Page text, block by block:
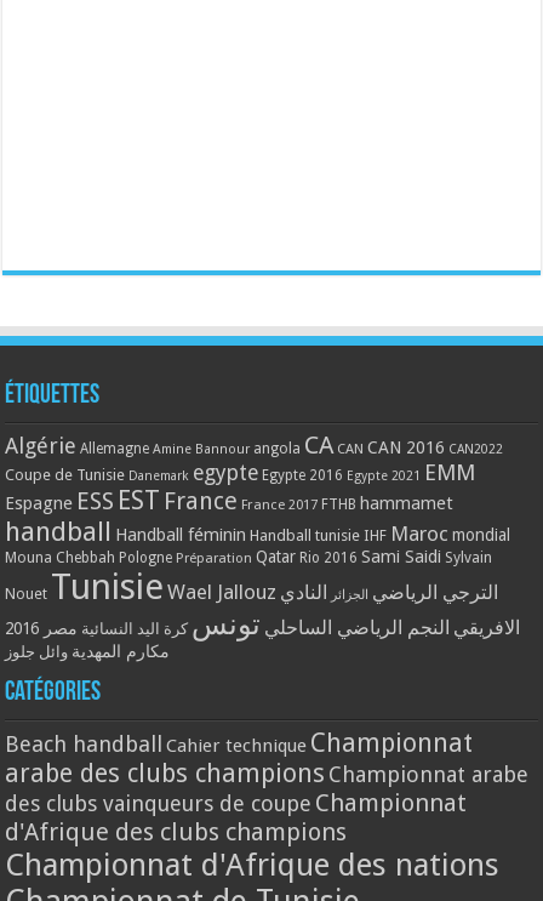
Étiquettes
Algérie Allemagne Amine Bannour angola CA CAN CAN 2016 CAN2022
Coupe de Tunisie Danemark egypte Egypte 2016 Egypte 2021 EMM
Espagne ESS EST France France 2017 FTHB hammamet
handball Handball féminin Handball tunisie IHF Maroc mondial
Mouna Chebbah Pologne Préparation Qatar Rio 2016 Sami Saidi Sylvain
Nouet Tunisie Wael Jallouz الترجي الرياضي الجزائر
النادي
الافريقي النجم الرياضي الساحلي تونس كرة اليد النسائية مصر 2016
مكارم المهدية وائل جلوز
Catégories
Beach handball Cahier technique Championnat
arabe des clubs champions Championnat arabe
des clubs vainqueurs de coupe Championnat
d'Afrique des clubs champions
Championnat d'Afrique des nations